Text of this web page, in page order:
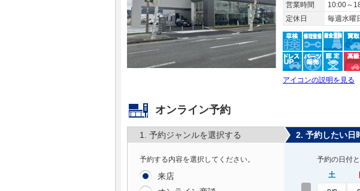
営業時間
10:00～
定休日
毎週水曜
アイコンの説明を見る
オンライン予約
1. 予約ジャンルを選択する
予約する内容を選択してください。
来店
2. 予約したい日
予約の日付
土